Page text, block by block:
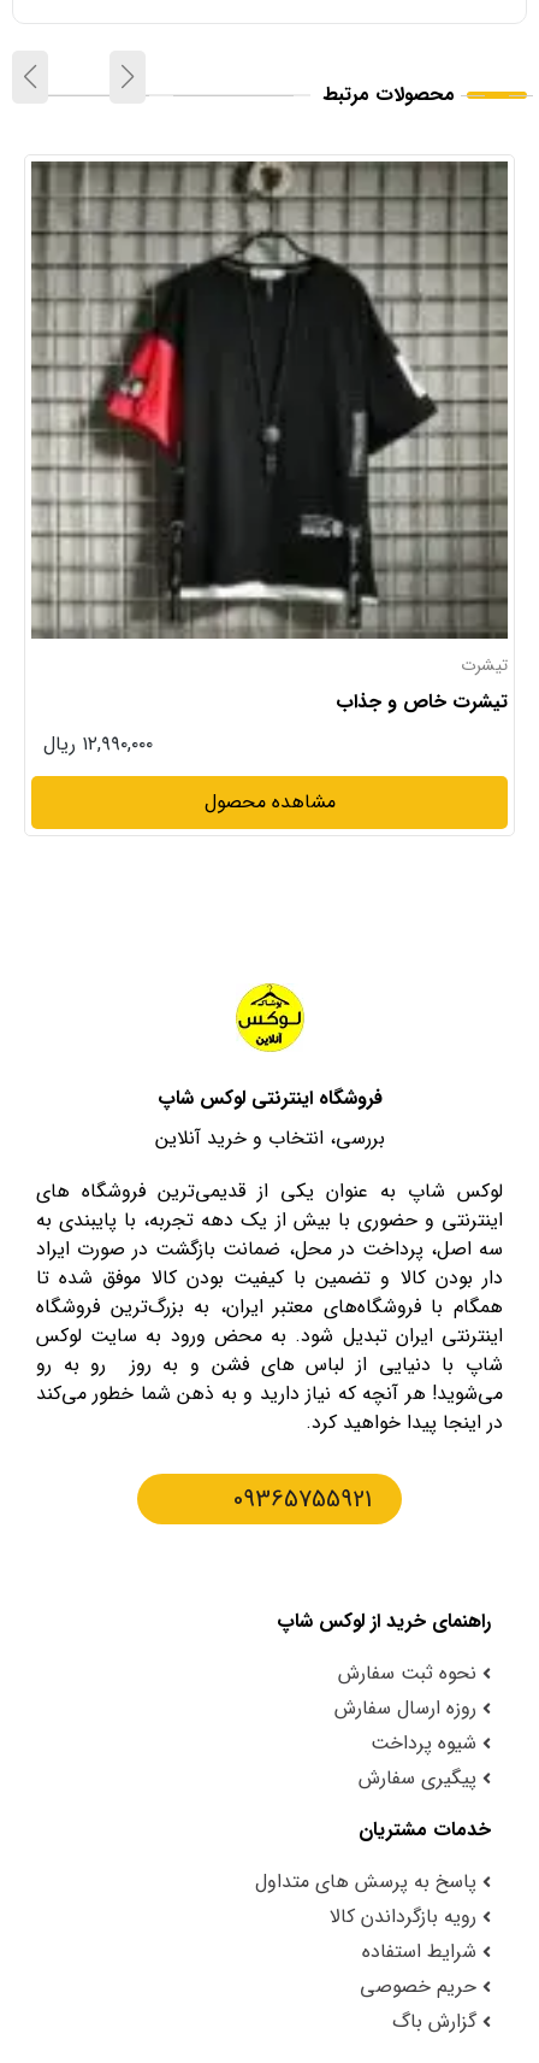
محصولات مرتبط
تیشرت
تیشرت خاص و جذاب
۱۲,۹۹۰,۰۰۰ ریال
مشاهده محصول
فروشگاه اینترنتی لوکس شاپ
بررسی، انتخاب و خرید آنلاین
لوکس شاپ به عنوان یکی از قدیمی‌ترین فروشگاه های
اینترنتی و حضوری با بیش از یک دهه تجربه، با پایبندی به
سه اصل، پرداخت در محل، ضمانت بازگشت در صورت ایراد
دار بودن کالا و تضمین با کیفیت بودن کالا موفق شده تا
همگام با فروشگاه‌های معتبر ایران، به بزرگ‌ترین فروشگاه
اینترنتی ایران تبدیل شود. به محض ورود به سایت لوکس
شاپ با دنیایی از لباس های فشن و به روز رو به رو
می‌شوید! هر آنچه که نیاز دارید و به ذهن شما خطور می‌کند
در اینجا پیدا خواهید کرد.
09365755921
راهنمای خرید از لوکس شاپ
نحوه ثبت سفارش
روزه ارسال سفارش
شیوه پرداخت
پیگیری سفارش
خدمات مشتریان
پاسخ به پرسش های متداول
رویه بازگرداندن کالا
شرایط استفاده
حریم خصوصی
گزارش باگ